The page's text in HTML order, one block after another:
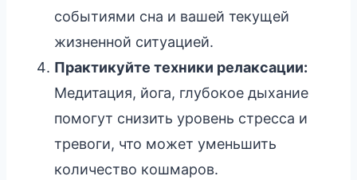
событиями сна и вашей текущей
жизненной ситуацией.
Практикуйте техники релаксации:
Медитация, йога, глубокое дыхание
помогут снизить уровень стресса и
тревоги, что может уменьшить
количество кошмаров.